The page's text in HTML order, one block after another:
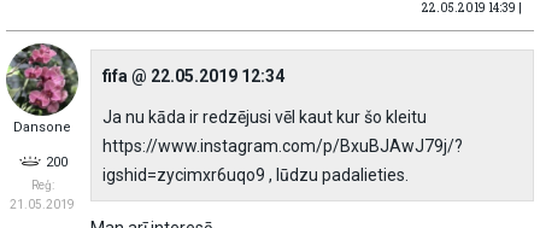
22.05.2019 14:39 |
Dansone
200
Reģ:
21.05.2019
fifa @ 22.05.2019 12:34
Ja nu kāda ir redzējusi vēl kaut kur šo kleitu
https://www.instagram.com/p/BxuBJAwJ79j/?
igshid=zycimxr6uqo9 , lūdzu padalieties.